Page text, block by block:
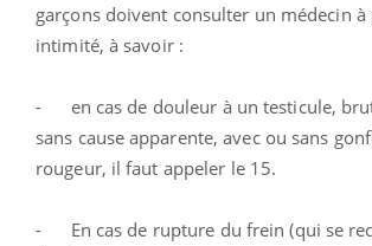
garçons doivent consulter un médecin
intimité, à savoir :
- en cas de douleur à un testicule,
sans cause apparente, avec ou sans
rougeur, il faut appeler le 15.
- En cas de rupture du frein (qui se